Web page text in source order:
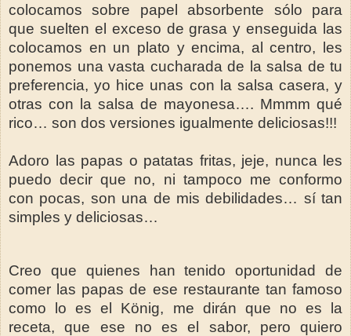
colocamos sobre papel absorbente sólo para
que suelten el exceso de grasa y enseguida las
colocamos en un plato y encima, al centro, les
ponemos una vasta cucharada de la salsa de tu
preferencia, yo hice unas con la salsa casera, y
otras con la salsa de mayonesa…. Mmmm qué
rico… son dos versiones igualmente deliciosas!!!
Adoro las papas o patatas fritas, jeje, nunca les
puedo decir que no, ni tampoco me conformo
con pocas, son una de mis debilidades… sí tan
simples y deliciosas…
Creo que quienes han tenido oportunidad de
comer las papas de ese restaurante tan famoso
como lo es el König, me dirán que no es la
receta, que ese no es el sabor, pero quiero